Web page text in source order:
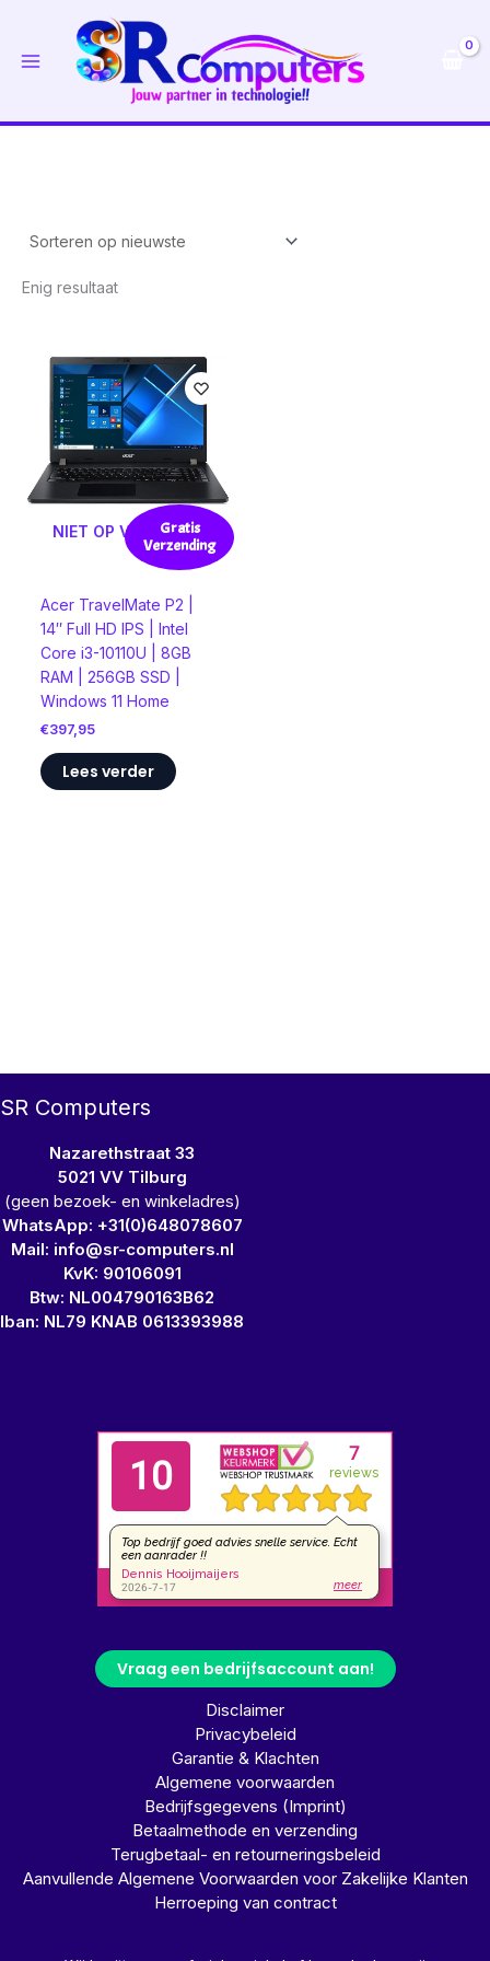
Enig resultaat
Gratis
Verzending
NIET OP VOORRAAD
Acer TravelMate P2 |
14″ Full HD IPS | Intel
Core i3-10110U | 8GB
RAM | 256GB SSD |
Windows 11 Home
€397,95
Lees verder
SR Computers
Nazarethstraat 33
5021 VV Tilburg
(geen bezoek- en winkeladres)
WhatsApp: +31(0)648078607
Mail: info@sr-computers.nl
KvK: 90106091
Btw: NL004790163B62
Iban: NL79 KNAB 0613393988
Vraag een bedrijfsaccount aan!
Disclaimer
Privacybeleid
Garantie & Klachten
Algemene voorwaarden
Bedrijfsgegevens (Imprint)
Betaalmethode en verzending
Terugbetaal- en retourneringsbeleid
Aanvullende Algemene Voorwaarden voor Zakelijke Klanten
Herroeping van contract